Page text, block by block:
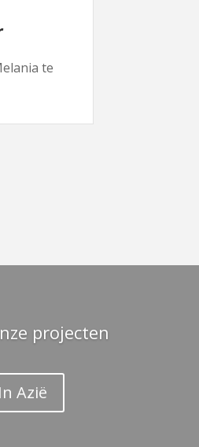
te
projecten
In Azië